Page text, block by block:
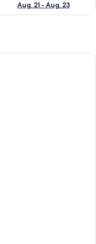
Aug. 21 - Aug. 23